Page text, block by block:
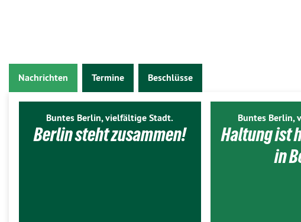
Nachrichten Termine Beschlüsse
Buntes Berlin, vielfältige Stadt.
Berlin steht zusammen!
Buntes Berlin,
Haltung ist
in